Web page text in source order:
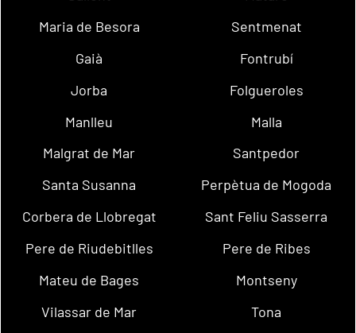
Maria de Besora
Sentmenat
Gaià
Fontrubí
Jorba
Folgueroles
Manlleu
Malla
Malgrat de Mar
Santpedor
Santa Susanna
Perpètua de Mogoda
Corbera de Llobregat
Sant Feliu Sasserra
Pere de Riudebitlles
Pere de Ribes
Mateu de Bages
Montseny
Vilassar de Mar
Tona